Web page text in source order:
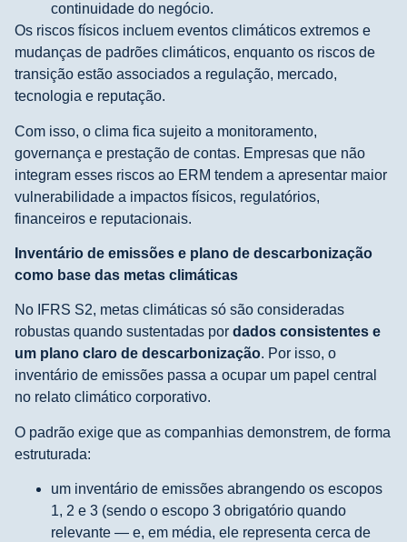
continuidade do negócio.
Os riscos físicos incluem eventos climáticos extremos e
mudanças de padrões climáticos, enquanto os riscos de
transição estão associados a regulação, mercado,
tecnologia e reputação.
Com isso, o clima fica sujeito a monitoramento,
governança e prestação de contas. Empresas que não
integram esses riscos ao ERM tendem a apresentar maior
vulnerabilidade a impactos físicos, regulatórios,
financeiros e reputacionais.
Inventário de emissões e plano de descarbonização
como base das metas climáticas
No IFRS S2, metas climáticas só são consideradas
robustas quando sustentadas por dados consistentes e
um plano claro de descarbonização. Por isso, o
inventário de emissões passa a ocupar um papel central
no relato climático corporativo.
O padrão exige que as companhias demonstrem, de forma
estruturada:
um inventário de emissões abrangendo os escopos
1, 2 e 3 (sendo o escopo 3 obrigatório quando
relevante — e, em média, ele representa cerca de